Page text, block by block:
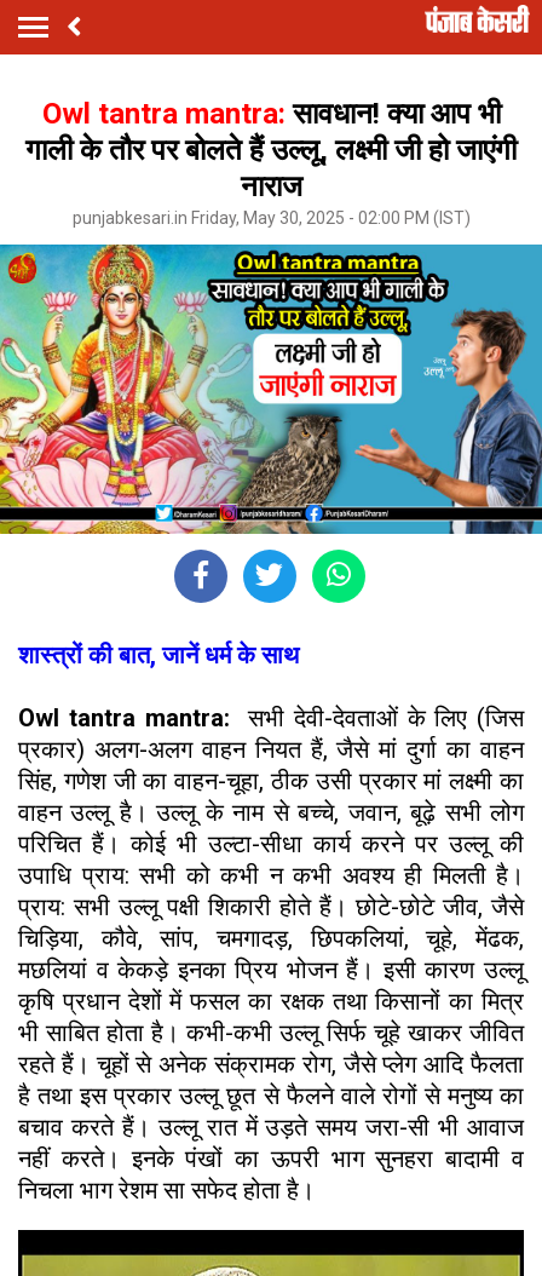
Owl tantra mantra:सावधान! क्या आप भी
गाली के तौर पर बोलते हैं उल्लू, लक्ष्मी जी हो जाएंगी
नाराज
punjabkesari.in Friday, May 30, 2025 - 02:00 PM (IST)
शास्त्रों की बात, जानें धर्म के साथ
Owl tantra mantra:
सभी देवी-देवताओं के लिए (जिस
प्रकार) अलग-अलग वाहन नियत हैं, जैसे मां दुर्गा का वाहन
सिंह, गणेश जी का वाहन-चूहा, ठीक उसी प्रकार मां लक्ष्मी का
वाहन उल्लू है। उल्लू के नाम से बच्चे, जवान, बूढ़े सभी लोग
परिचित हैं। कोई भी उल्टा-सीधा कार्य करने पर उल्लू की
उपाधि प्राय: सभी को कभी न कभी अवश्य ही मिलती है।
प्राय: सभी उल्लू पक्षी शिकारी होते हैं। छोटे-छोटे जीव, जैसे
चिड़िया, कौवे, सांप, चमगादड़, छिपकलियां, चूहे, मेंढक,
मछलियां व केकड़े इनका प्रिय भोजन हैं। इसी कारण उल्लू
कृषि प्रधान देशों में फसल का रक्षक तथा किसानों का मित्र
भी साबित होता है। कभी-कभी उल्लू सिर्फ चूहे खाकर जीवित
रहते हैं। चूहों से अनेक संक्रामक रोग, जैसे प्लेग आदि फैलता
है तथा इस प्रकार उल्लू छूत से फैलने वाले रोगों से मनुष्य का
बचाव करते हैं। उल्लू रात में उड़ते समय जरा-सी भी आवाज
नहीं करते। इनके पंखों का ऊपरी भाग सुनहरा बादामी व
निचला भाग रेशम सा सफेद होता है।